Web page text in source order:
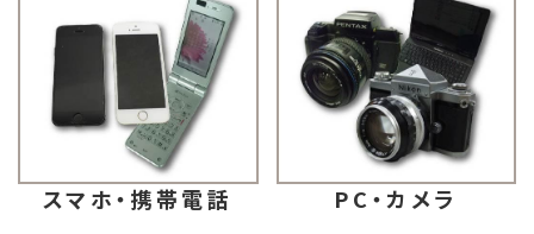
スマホ・携帯電話 PC・カメラ